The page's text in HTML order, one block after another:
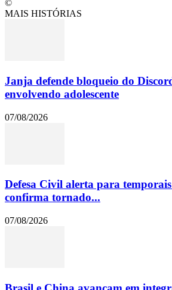
©
MAIS HISTÓRIAS
Janja defende bloqueio do
envolvendo adolescente
07/08/2026
Defesa Civil alerta para temporais
confirma tornado...
07/08/2026